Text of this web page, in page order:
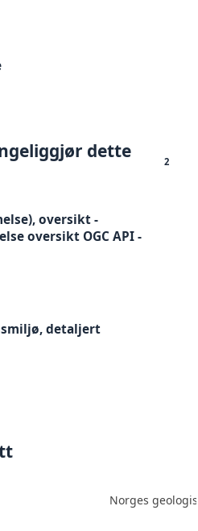
dette
2
oversikt -
oversikt OGC API -
detaljert
Norges